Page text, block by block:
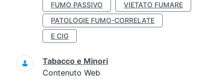
FUMO PASSIVO
VIETATO FUMARE
PATOLOGIE FUMO-CORRELATE
E CIG
Tabacco e Minori
Contenuto Web